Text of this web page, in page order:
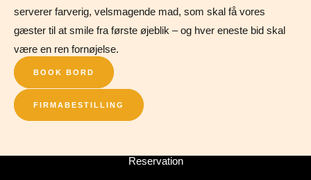
serverer farverig, velsmagende mad, som skal få vores
gæster til at smile fra første øjeblik – og hver eneste bid skal
være en ren fornøjelse.
BOOK BORD
FIRMABESTILLING
Reservation